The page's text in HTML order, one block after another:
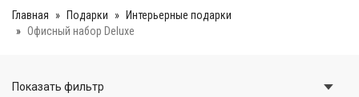
Главная Подарки
Интерьерные подарки
Офисный набор Deluxe
Показать фильтр